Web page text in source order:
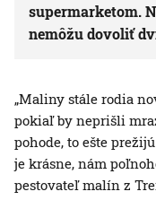
supermarketom.
nemôžu dovoliť
„Maliny stále rodia
pokiaľ by neprišli
pohode, to ešte
je krásne, nám
pestovateľ malín z